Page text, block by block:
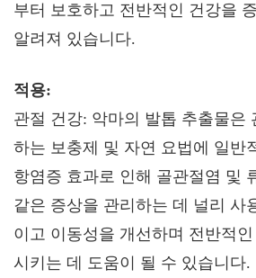
부터 보호하고 전반적인 건강을
알려져 있습니다.
적용:
관절 건강: 악마의 발톱 추출물은
하는 보충제 및 자연 요법에 일반
항염증 효과로 인해 골관절염 및
같은 증상을 관리하는 데 널리 사
이고 이동성을 개선하며 전반적
시키는 데 도움이 될 수 있습니다.